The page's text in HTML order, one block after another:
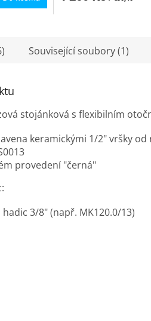
Související soubory (1)
stojánková s flexibilním
keramickými 1/2" vršky od
provedení "černá"
3/8" (např. MK120.0/13)